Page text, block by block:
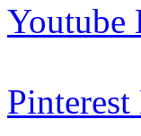
Youtube
Pinterest